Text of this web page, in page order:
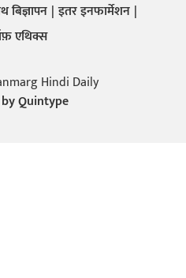
बिज्ञापन इतर इनफार्मेशन
एथिक्स
Hindi Daily
Quintype